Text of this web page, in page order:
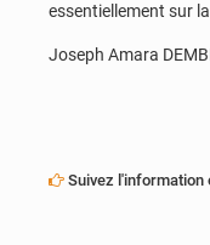
essentiellement sur
Joseph Amara
Suivez l'information